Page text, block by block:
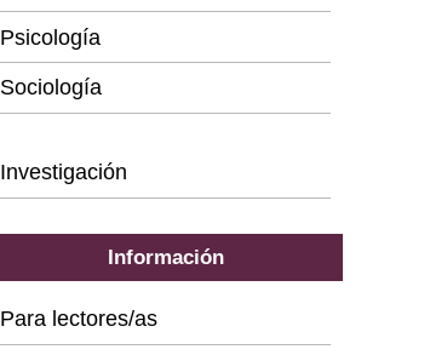
Psicología
Sociología
Investigación
Información
Para lectores/as